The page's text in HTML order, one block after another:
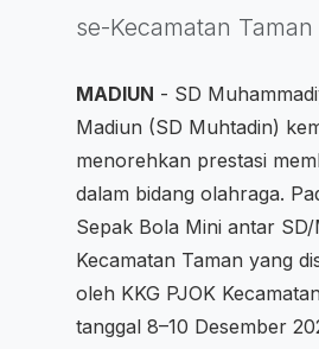
se-Kecamatan Taman
MADIUN - SD
Madiun (SD Muhtadin)
menorehkan prestasi
dalam bidang olahraga.
Sepak Bola Mini antar
Kecamatan Taman yang
oleh KKG PJOK
tanggal 8–10 Desember